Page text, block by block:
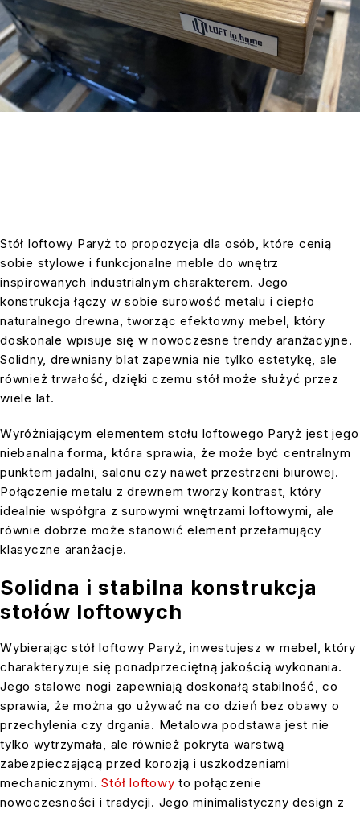
Stół loftowy Paryż to propozycja dla osób, które cenią
sobie stylowe i funkcjonalne meble do wnętrz
inspirowanych industrialnym charakterem. Jego
konstrukcja łączy w sobie surowość metalu i ciepło
naturalnego drewna, tworząc efektowny mebel, który
doskonale wpisuje się w nowoczesne trendy aranżacyjne.
Solidny, drewniany blat zapewnia nie tylko estetykę, ale
również trwałość, dzięki czemu stół może służyć przez
wiele lat.
Wyróżniającym elementem stołu loftowego Paryż jest jego
niebanalna forma, która sprawia, że może być centralnym
punktem jadalni, salonu czy nawet przestrzeni biurowej.
Połączenie metalu z drewnem tworzy kontrast, który
idealnie współgra z surowymi wnętrzami loftowymi, ale
równie dobrze może stanowić element przełamujący
klasyczne aranżacje.
Solidna i stabilna konstrukcja
stołów loftowych
Wybierając stół loftowy Paryż, inwestujesz w mebel, który
charakteryzuje się ponadprzeciętną jakością wykonania.
Jego stalowe nogi zapewniają doskonałą stabilność, co
sprawia, że można go używać na co dzień bez obawy o
przechylenia czy drgania. Metalowa podstawa jest nie
tylko wytrzymała, ale również pokryta warstwą
zabezpieczającą przed korozją i uszkodzeniami
mechanicznymi.Stół loftowy to połączenie
nowoczesności i tradycji. Jego minimalistyczny design z